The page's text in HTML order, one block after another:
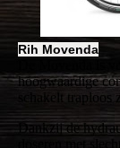
Rih Movenda
De Movenda is
hoogwaardige
schakelt
Dankzij de
doseren met